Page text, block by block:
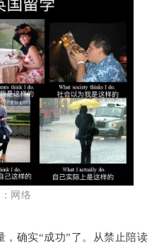
网络
确实“成功”了。从禁止陪读